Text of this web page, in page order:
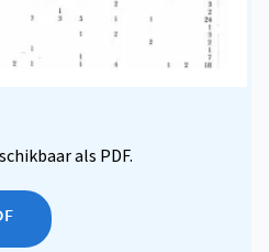
als PDF.